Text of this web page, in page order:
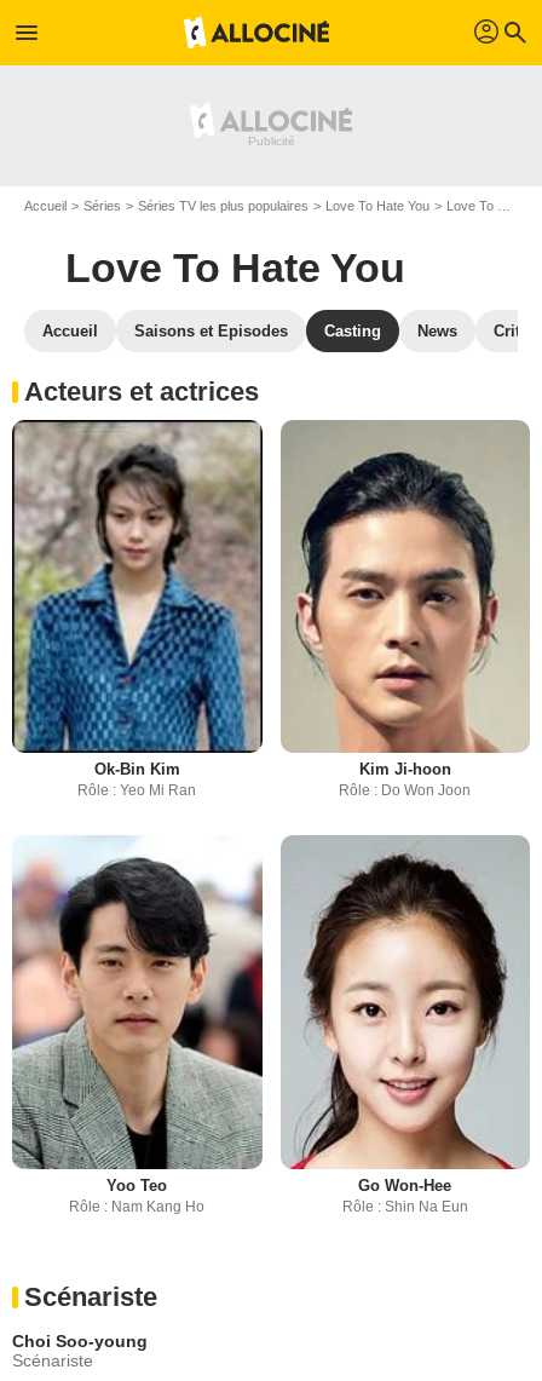
menu profil search
Accueil Séries Séries TV les plus populaires Love To Hate You Love To Hate You S01
Love To Hate You
Accueil Saisons et Episodes Casting News
Acteurs et actrices
Ok-Bin Kim
Rôle : Yeo Mi Ran
Kim Ji-hoon
Rôle : Do Won Joon
Yoo Teo
Rôle : Nam Kang Ho
Go Won-Hee
Rôle : Shin Na Eun
Scénariste
Choi Soo-young
Scénariste